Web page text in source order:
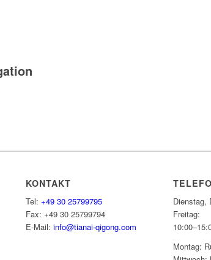
KONTAKT
Tel:+49 30 25799795
Fax: +49 30 25799794
E-Mail:info@tianai-qigong.com
Dienstag,
Freitag:
Montag: